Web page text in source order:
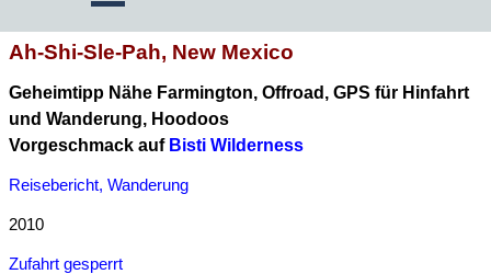
Ah-Shi-Sle-Pah, New Mexico
Geheimtipp Nähe Farmington, Offroad, GPS für Hinfahrt
und Wanderung, Hoodoos
Vorgeschmack auf Bisti Wilderness
Reisebericht, Wanderung
2010
Zufahrt gesperrt